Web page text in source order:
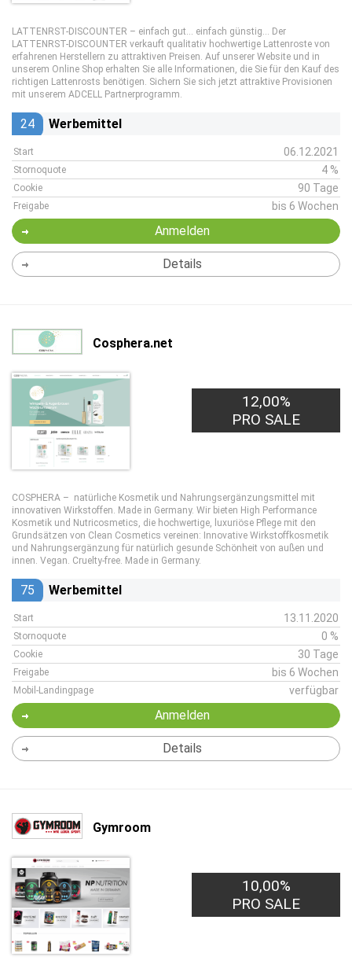
LATTENRST-DISCOUNTER – einfach gut... einfach günstig... Der
LATTENRST-DISCOUNTER verkauft qualitativ hochwertige Lattenroste von
erfahrenen Herstellern zu attraktiven Preisen. Auf unserer Website und in
unserem Online Shop erhalten Sie alle Informationen, die Sie für den Kauf des
richtigen Lattenrosts benötigen. Sichern Sie sich jetzt attraktive Provisionen
mit unserem ADCELL Partnerprogramm.
24 Werbemittel
Start 06.12.2021
Stornoquote 4 %
Cookie 90 Tage
Freigabe bis 6 Wochen
Anmelden
Details
Cosphera.net
12,00%
PRO SALE
COSPHERA – natürliche Kosmetik und Nahrungsergänzungsmittel mit
innovativen Wirkstoffen. Made in Germany. Wir bieten High Performance
Kosmetik und Nutricosmetics, die hochwertige, luxuriöse Pflege mit den
Grundsätzen von Clean Cosmetics vereinen: Innovative Wirkstoffkosmetik
und Nahrungsergänzung für natürlich gesunde Schönheit von außen und
innen. Vegan. Cruelty-free. Made in Germany.
75 Werbemittel
Start 13.11.2020
Stornoquote 0 %
Cookie 30 Tage
Freigabe bis 6 Wochen
Mobil-Landingpage verfügbar
Anmelden
Details
Gymroom
10,00%
PRO SALE